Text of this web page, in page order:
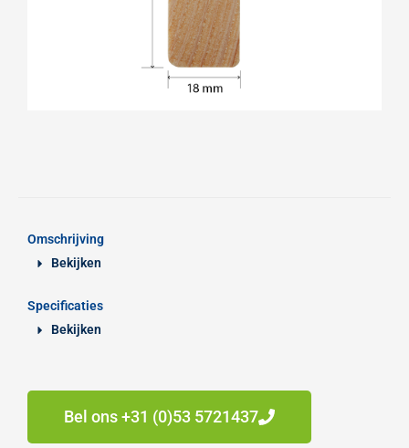
Omschrijving
Bekijken
Specificaties
Bekijken
Bel ons +31 (0)53 5721437